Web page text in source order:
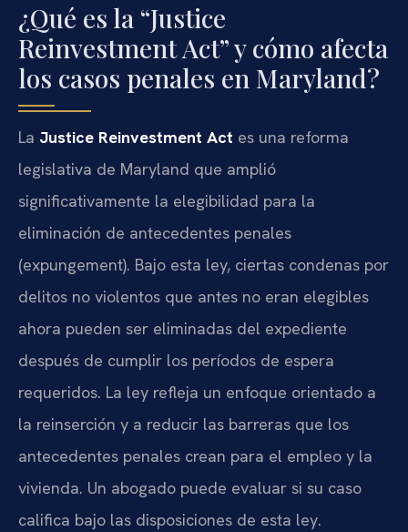
¿Qué es la “Justice
Reinvestment Act” y cómo afecta
los casos penales en Maryland?
La Justice Reinvestment Act es una reforma
legislativa de Maryland que amplió
significativamente la elegibilidad para la
eliminación de antecedentes penales
(expungement). Bajo esta ley, ciertas condenas por
delitos no violentos que antes no eran elegibles
ahora pueden ser eliminadas del expediente
después de cumplir los períodos de espera
requeridos. La ley refleja un enfoque orientado a
la reinserción y a reducir las barreras que los
antecedentes penales crean para el empleo y la
vivienda. Un abogado puede evaluar si su caso
califica bajo las disposiciones de esta ley.